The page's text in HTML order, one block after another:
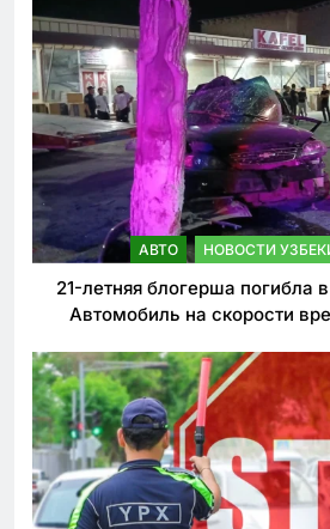
АВТО НОВОСТИ
21-летняя блогерша
Автомобиль на скорости